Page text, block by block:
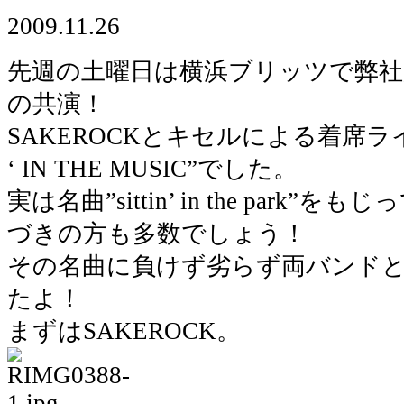
2009.11.26
先週の土曜日は横浜ブリッツで弊
の共演！
SAKEROCKとキセルによる着席ラ
‘ IN THE MUSIC”でした。
実は名曲”sittin’ in the park”をもじ
づきの方も多数でしょう！
その名曲に負けず劣らず両バンド
たよ！
まずはSAKEROCK。